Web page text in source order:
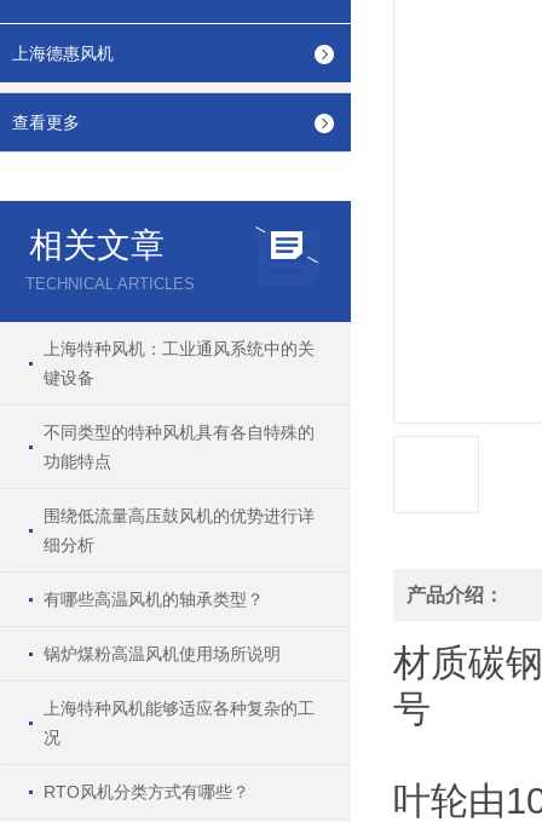
上海德惠风机
查看更多
相关文章
TECHNICAL ARTICLES
上海特种风机：工业通风系统中的关
键设备
不同类型的特种风机具有各自特殊的
功能特点
围绕低流量高压鼓风机的优势进行详
细分析
有哪些高温风机的轴承类型？
锅炉煤粉高温风机使用场所说明
上海特种风机能够适应各种复杂的工
况
RTO风机分类方式有哪些？
产品介绍：
材质碳钢
号
叶轮由